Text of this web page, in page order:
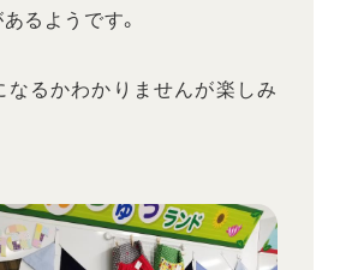
るようです。
なるかわかりませんが楽しみ